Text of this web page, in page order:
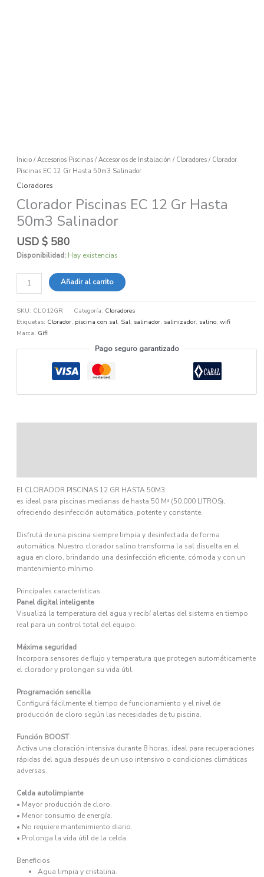
Inicio /Accesorios Piscinas /Accesorios de Instalación / Cloradores / Clorador
Piscinas EC 12 Gr Hasta 50m3 Salinador
Cloradores
Clorador Piscinas EC 12 Gr Hasta
50m3 Salinador
USD $ 580
Disponibilidad: Hay existencias
Salinador
cantidad
Añadir al carrito
SKU: CLO12GR Categoría: Cloradores
Etiquetas: Clorador, piscina con sal, Sal, salinador, salinizador, salino,wifi
Marca: Gifi
Pago seguro garantizado
El CLORADOR PISCINAS 12 GR HASTA 50M3
es ideal para piscinas medianas de hasta 50 M³ (50.000 LITROS),
ofreciendo desinfección automática, potente y constante.
Disfrutá de una piscina siempre limpia y desinfectada de forma
automática. Nuestro clorador salino transforma la sal disuelta en el
agua en cloro, brindando una desinfección eficiente, cómoda y con un
mantenimiento mínimo.
Principales características
Panel digital inteligente
Visualizá la temperatura del agua y recibí alertas del sistema en tiempo
real para un control total del equipo.
Máxima seguridad
Incorpora sensores de flujo y temperatura que protegen automáticamente
el clorador y prolongan su vida útil.
Programación sencilla
Configurá fácilmente el tiempo de funcionamiento y el nivel de
producción de cloro según las necesidades de tu piscina.
Función BOOST
Activa una cloración intensiva durante 8 horas, ideal para recuperaciones
rápidas del agua después de un uso intensivo o condiciones climáticas
adversas.
Celda autolimpiante
• Mayor producción de cloro.
• Menor consumo de energía.
• No requiere mantenimiento diario.
• Prolonga la vida útil de la celda.
Beneficios
Agua limpia y cristalina.